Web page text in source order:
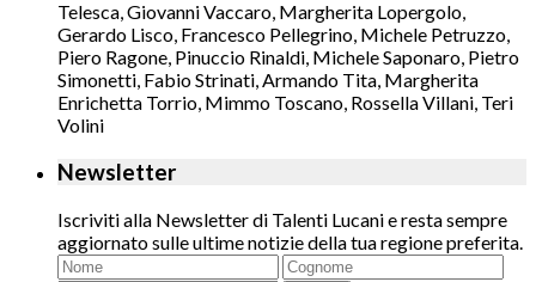
Telesca, Giovanni Vaccaro, Margherita Lopergolo,
Gerardo Lisco, Francesco Pellegrino, Michele Petruzzo,
Piero Ragone, Pinuccio Rinaldi, Michele Saponaro, Pietro
Simonetti, Fabio Strinati, Armando Tita, Margherita
Enrichetta Torrio, Mimmo Toscano, Rossella Villani, Teri
Volini
Newsletter
Iscriviti alla Newsletter di Talenti Lucani e resta sempre
aggiornato sulle ultime notizie della tua regione preferita.